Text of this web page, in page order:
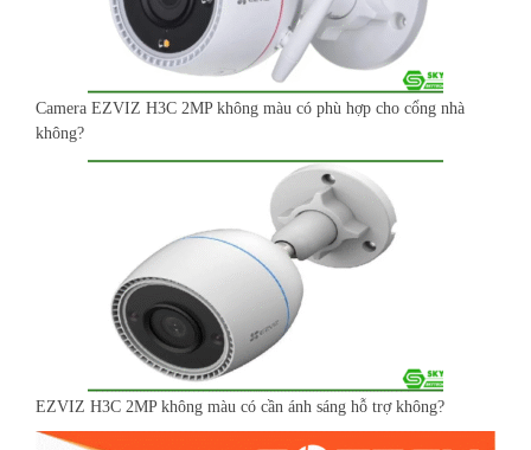
Camera EZVIZ H3C 2MP không màu có phù hợp cho cổng nhà
không?
EZVIZ H3C 2MP không màu có cần ánh sáng hỗ trợ không?